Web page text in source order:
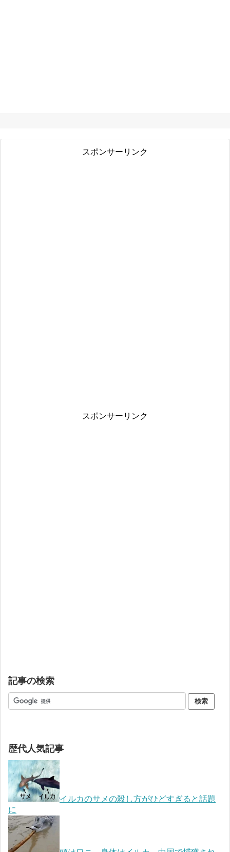
スポンサーリンク
スポンサーリンク
記事の検索
歴代人気記事
イルカのサメの殺し方がひどすぎると話題
に